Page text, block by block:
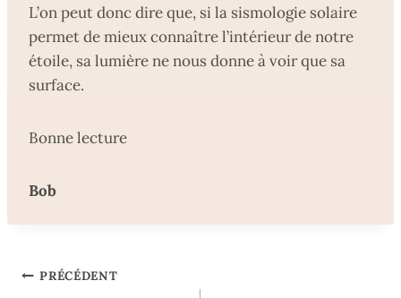
L’on peut donc dire que, si la sismologie solaire
permet de mieux connaître l’intérieur de notre
étoile, sa lumière ne nous donne à voir que sa
surface.
Bonne lecture
Bob
Navigation
PRÉCÉDENT